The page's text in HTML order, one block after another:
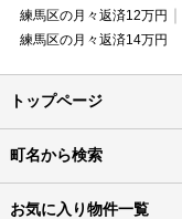
練馬区の月々返済12万円
練馬区の月々返済14万円
トップページ
町名から検索
お気に入り物件一覧